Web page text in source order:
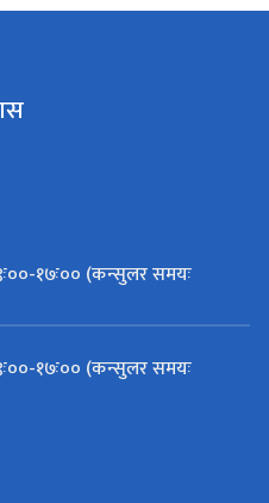
१७ः०० (कन्सुलर समयः
१७ः०० (कन्सुलर समयः